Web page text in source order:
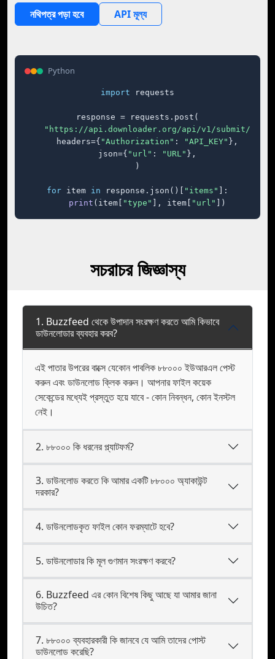
নথিপত্র পড়া হবে API মূল্য
Python
import requests
response = requests.post(
"https://api.downloader.org/api/v1/submit/"
    headers={
"Authorization" : "API_KEY" },
    json={
"url" : "URL" },
)
for item in response.json()[ "items"
]:
print (item[ "type" ], item[ "url" ])
সচরাচর জিজ্ঞাস্য
1. Buzzfeed থেকে উপাদান সংরক্ষণ করতে আমি কিভাবে
ডাউনলোডার ব্যবহার করব?
এই পাতার উপরের বাক্সে যেকোন পাবলিক ৮৮০০০ ইউআরএল পেস্ট
করুন এবং ডাউনলোড ক্লিক করুন। আপনার ফাইল কয়েক
সেকেন্ডের মধ্যেই প্রস্তুত হয়ে যাবে - কোন নিবন্ধন, কোন ইনস্টল
নেই।
2. ৮৮০০০ কি ধরনের প্ল্যাটফর্ম?
3. ডাউনলোড করতে কি আমার একটি ৮৮০০০ অ্যাকাউন্ট
দরকার?
4. ডাউনলোডকৃত ফাইল কোন ফরম্যাটে হবে?
5. ডাউনলোডার কি মূল গুণমান সংরক্ষণ করবে?
6. Buzzfeed এর কোন বিশেষ কিছু আছে যা আমার জানা
উচিত?
7. ৮৮০০০ ব্যবহারকারী কি জানবে যে আমি তাদের পোস্ট
ডাউনলোড করেছি?